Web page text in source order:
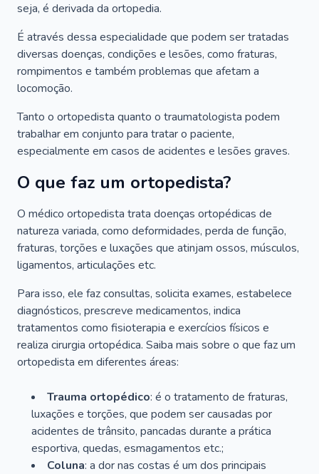
seja, é derivada da ortopedia.
É através dessa especialidade que podem ser tratadas
diversas doenças, condições e lesões, como fraturas,
rompimentos e também problemas que afetam a
locomoção.
Tanto o ortopedista quanto o traumatologista podem
trabalhar em conjunto para tratar o paciente,
especialmente em casos de acidentes e lesões graves.
O que faz um ortopedista?
O médico ortopedista trata doenças ortopédicas de
natureza variada, como deformidades, perda de função,
fraturas, torções e luxações que atinjam ossos, músculos,
ligamentos, articulações etc.
Para isso, ele faz consultas, solicita exames, estabelece
diagnósticos, prescreve medicamentos, indica
tratamentos como fisioterapia e exercícios físicos e
realiza cirurgia ortopédica. Saiba mais sobre o que faz um
ortopedista em diferentes áreas:
Trauma ortopédico: é o tratamento de fraturas,
luxações e torções, que podem ser causadas por
acidentes de trânsito, pancadas durante a prática
esportiva, quedas, esmagamentos etc.;
Coluna: a dor nas costas é um dos principais